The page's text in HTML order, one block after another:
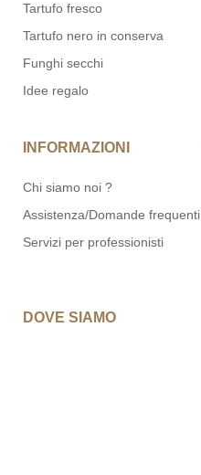
Tartufo fresco
Tartufo nero in conserva
Funghi secchi
Idee regalo
INFORMAZIONI
Chi siamo noi ?
Assistenza/Domande frequenti
Servizi per professionisti
DOVE SIAMO